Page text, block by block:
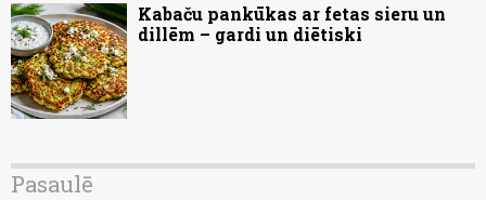
Kabaču pankūkas ar fetas sieru un
dillēm – gardi un diētiski
Pasaulē